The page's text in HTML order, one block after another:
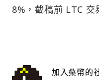
8%，截稿前 LTC 交
加入桑幣的